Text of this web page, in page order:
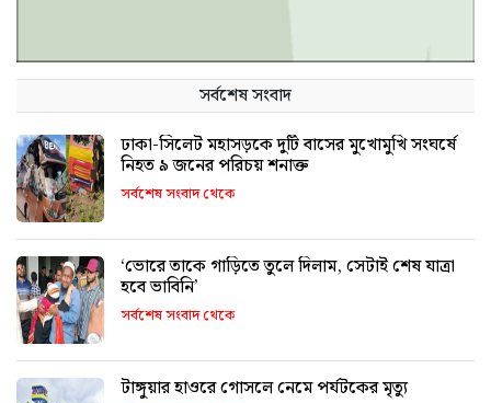
সর্বশেষ সংবাদ
ঢাকা-সিলেট মহাসড়কে দুটি বাসের মুখোমুখি সংঘর্ষে
নিহত ৯ জনের পরিচয় শনাক্ত
সর্বশেষ সংবাদ থেকে
‘ভোরে তাকে গাড়িতে তুলে দিলাম, সেটাই শেষ যাত্রা
হবে ভাবিনি’
সর্বশেষ সংবাদ থেকে
টাঙ্গুয়ার হাওরে গোসলে নেমে পর্যটকের মৃত্যু